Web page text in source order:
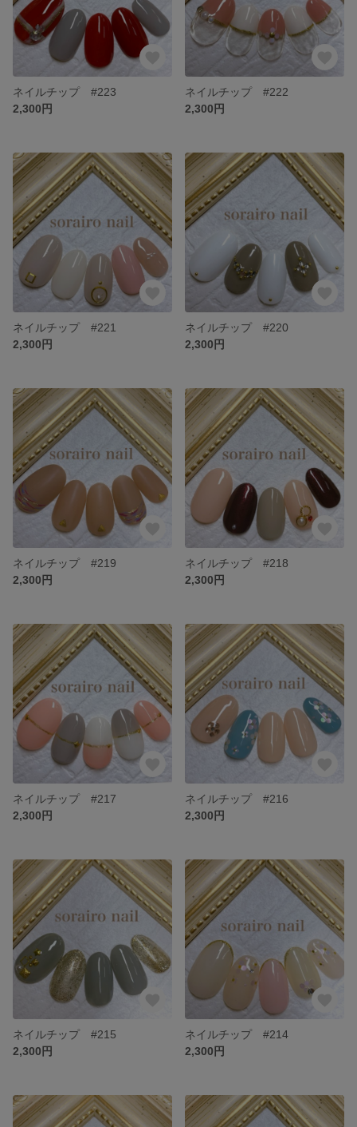
ネイルチップ #223
2,300円
ネイルチップ #222
2,300円
ネイルチップ #221
2,300円
ネイルチップ #220
2,300円
ネイルチップ #219
2,300円
ネイルチップ #218
2,300円
ネイルチップ #217
2,300円
ネイルチップ #216
2,300円
ネイルチップ #215
2,300円
ネイルチップ #214
2,300円